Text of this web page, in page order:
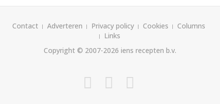
Contact Adverteren Privacy policy Cookies
Columns
Links
Copyright © 2007-2026 iens recepten b.v.